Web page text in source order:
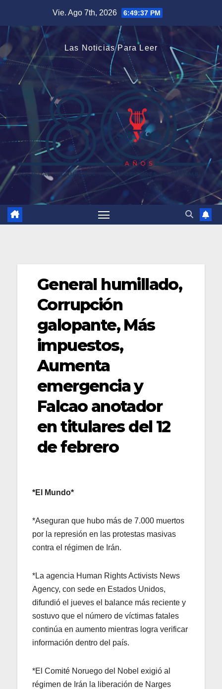
contenido
Vie. Ago 7th, 2026 6:49:38 PM
Las Noticias Para Leer
General humillado,
Corrupción
galopante, Más
impuestos,
Aumenta
emergencia y
Falcao anotador
en titulares del 12
de febrero
*El Mundo*
*Aseguran que hubo más de 7.000 muertos
por la represión en las protestas masivas
contra el régimen de Irán.
*La agencia Human Rights Activists News
Agency, con sede en Estados Unidos,
difundió el jueves el balance más reciente y
sostuvo que el número de víctimas fatales
continúa en aumento mientras logra verificar
información dentro del país.
*El Comité Noruego del Nobel exigió al
régimen de Irán la liberación de Narges